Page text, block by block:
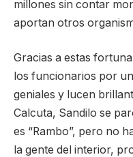
millones sin contar
aportan otros
Gracias a estas
los funcionarios por
geniales y lucen
Calcuta, Sandilo se
es “Rambo”, pero no
la gente del interior,